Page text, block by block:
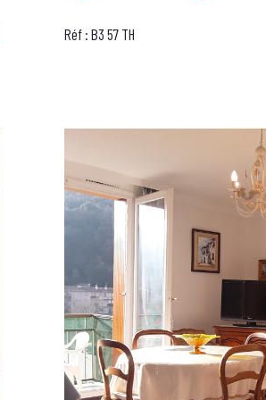
Réf : B3 57 TH